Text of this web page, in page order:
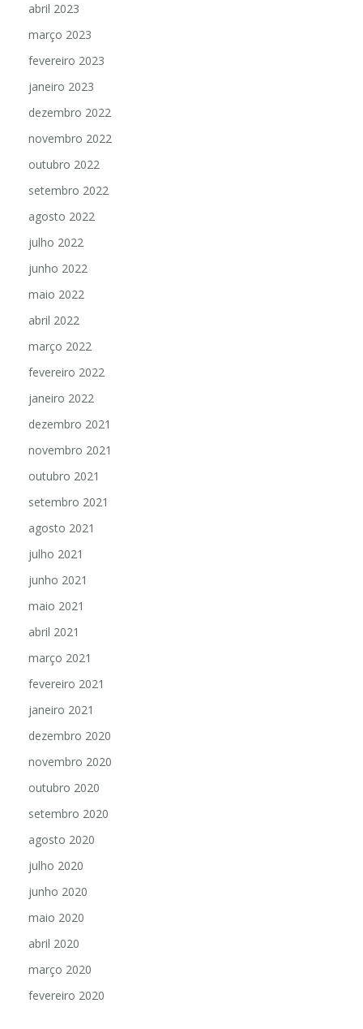
abril 2023
março 2023
fevereiro 2023
janeiro 2023
dezembro 2022
novembro 2022
outubro 2022
setembro 2022
agosto 2022
julho 2022
junho 2022
maio 2022
abril 2022
março 2022
fevereiro 2022
janeiro 2022
dezembro 2021
novembro 2021
outubro 2021
setembro 2021
agosto 2021
julho 2021
junho 2021
maio 2021
abril 2021
março 2021
fevereiro 2021
janeiro 2021
dezembro 2020
novembro 2020
outubro 2020
setembro 2020
agosto 2020
julho 2020
junho 2020
maio 2020
abril 2020
março 2020
fevereiro 2020